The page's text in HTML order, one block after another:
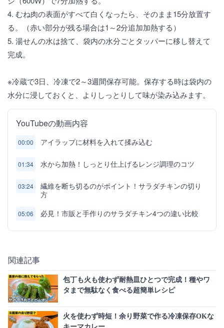
4. むね肉の表面がすべて白くなったら、そのまま15分放置す
る。（赤い部分が残る場合は1～2分追加加熱する）
5. 湯せんの水は捨て、袋内の水分ごとタッパーに移し替えて
完成。
※冷蔵で3日、冷凍で2～3週間保存可能。保存する時は袋内の
水分に浸しておくと、よりしっとりして味が染み込みます。
YouTubeの動画内容
00:00 アイラップに材料を入れて揉み込む
01:34 水から加熱！しっとり仕上げるレンジ調理のコツ
03:24
繊維を断ち切るのがポイント！サラダチキンの切り
方
05:06 必見！市販と手作りのサラダチキン4つの違い比較
関連記事
包丁も火も使わず耐熱皿ひとつで完成！種やワ
タまで無駄なく食べる超簡単レシピ
火を使わず時短！余り野菜で作る冷凍保存OKな